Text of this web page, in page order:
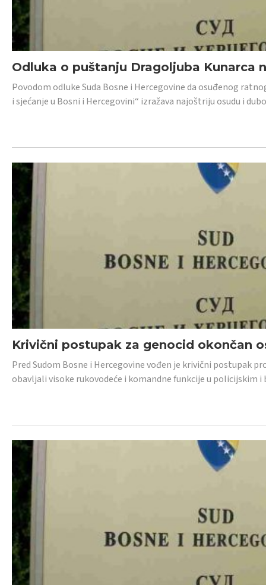
Odluka o puštanju Dragoljuba Kunarca
Povodom odluke Suda Bosne i Hercegovine da osuđenog
i sjećanje u Bosni i Hercegovini“ izražava najoštriju osudu i
Krivični postupak za genocid okončan
Pred Sudom Bosne i Hercegovine vođen je krivični postupak
obavljali visoke rukovodeće i komandne funkcije u policijskim